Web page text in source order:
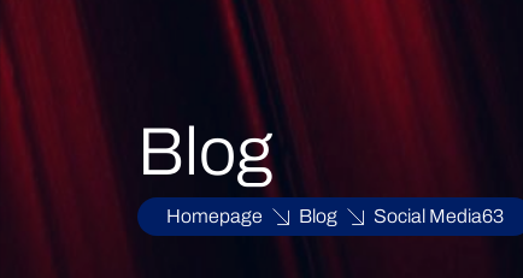
Blog
Homepage Blog Social Media63